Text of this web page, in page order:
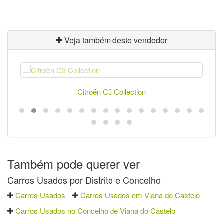
Veja também deste vendedor
Citroën C3 Collection
Também pode querer ver
Carros Usados por Distrito e Concelho
Carros Usados
Carros Usados em Viana do Castelo
Carros Usados no Concelho de Viana do Castelo